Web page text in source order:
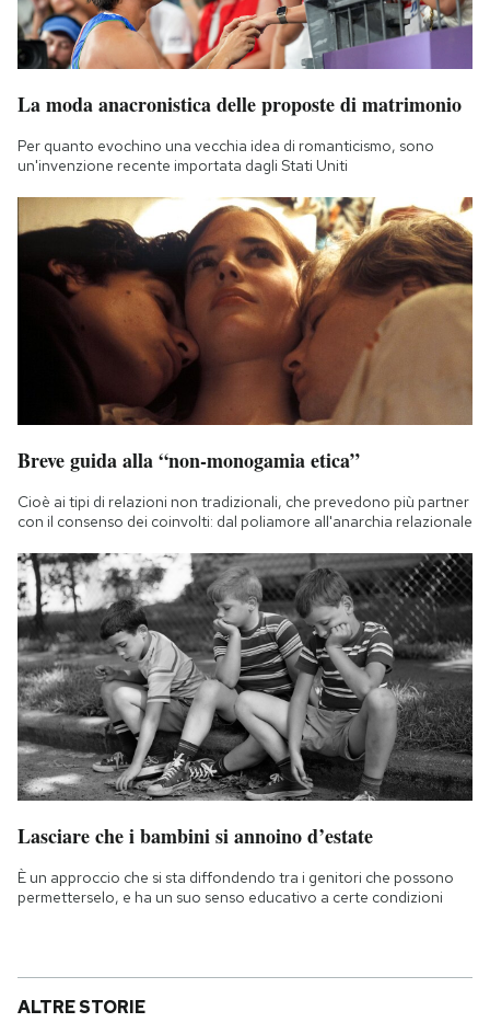
La moda anacronistica delle proposte di matrimonio
Per quanto evochino una vecchia idea di romanticismo, sono
un'invenzione recente importata dagli Stati Uniti
Breve guida alla “non-monogamia etica”
Cioè ai tipi di relazioni non tradizionali, che prevedono più partner
con il consenso dei coinvolti: dal poliamore all'anarchia relazionale
Lasciare che i bambini si annoino d’estate
È un approccio che si sta diffondendo tra i genitori che possono
permetterselo, e ha un suo senso educativo a certe condizioni
ALTRE STORIE